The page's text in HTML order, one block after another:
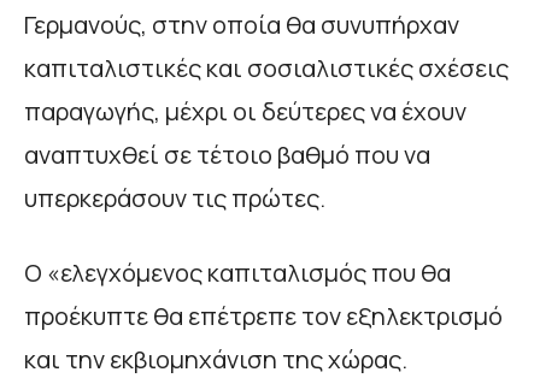
Γερμανούς, στην οποία θα συνυπήρχαν
καπιταλιστικές και σοσιαλιστικές σχέσεις
παραγωγής, μέχρι οι δεύτερες να έχουν
αναπτυχθεί σε τέτοιο βαθμό που να
υπερκεράσουν τις πρώτες.
Ο «ελεγχόμενος καπιταλισμός που θα
προέκυπτε θα επέτρεπε τον εξηλεκτρισμό
και την εκβιομηχάνιση της χώρας.